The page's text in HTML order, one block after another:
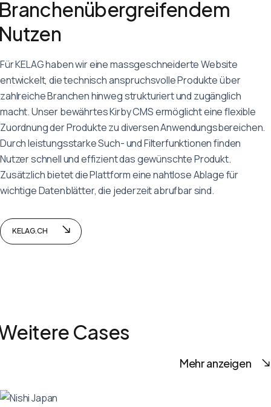
contact@wetalkwithyou.com
Deutsch
Français
Für KELAG haben wir eine massgeschneiderte Website
entwickelt, die technisch anspruchsvolle Produkte über
zahlreiche Branchen hinweg strukturiert und zugänglich
macht. Unser bewährtes Kirby CMS ermöglicht eine flexible
Zuordnung der Produkte zu diversen Anwendungsbereichen.
Durch leistungsstarke Such- und Filterfunktionen finden
Nutzer schnell und effizient das gewünschte Produkt.
Zusätzlich bietet die Plattform eine nahtlose Ablage für
wichtige Datenblätter, die jederzeit abrufbar sind.
KELAG.CH
Cases
Mehr anzeigen